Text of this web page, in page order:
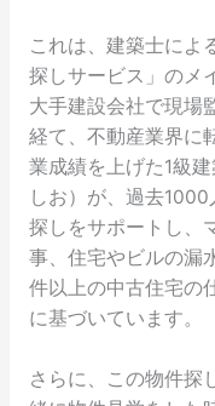
これは、建築士によ
探しサービス」のメ
大手建設会社で現場
経て、不動産業界に
業成績を上げた1級
しお）が、過去
探しをサポートし、
事、住宅やビルの漏
件以上の中古住宅の
に基づいています。
さらに、この物件探